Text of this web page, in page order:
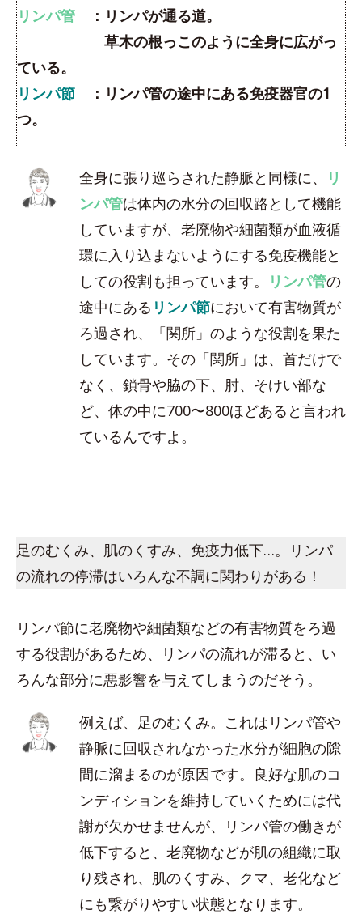
リンパ管 ：リンパが通る道。
草木の根っこのように全身に広がっ
ている。
リンパ節 ：リンパ管の途中にある免疫器官の1
つ。
全身に張り巡らされた静脈と同様に、
リ
ンパ管は体内の水分の回収路として機能
していますが、老廃物や細菌類が血液循
環に入り込まないようにする免疫機能と
しての役割も担っています。
リンパ管の
途中にある リンパ節において有害物質が
ろ過され、「関所」のような役割を果た
しています。その「関所」は、首だけで
なく、鎖骨や脇の下、肘、そけい部な
ど、体の中に700〜800ほどあると言われ
ているんですよ。
足のむくみ、肌のくすみ、免疫力低下…。リンパ
の流れの停滞はいろんな不調に関わりがある！
リンパ節に老廃物や細菌類などの有害物質をろ過
する役割があるため、リンパの流れが滞ると、い
ろんな部分に悪影響を与えてしまうのだそう。
例えば、足のむくみ。これはリンパ管や
静脈に回収されなかった水分が細胞の隙
間に溜まるのが原因です。良好な肌のコ
ンディションを維持していくためには代
謝が欠かせませんが、リンパ管の働きが
低下すると、老廃物などが肌の組織に取
り残され、肌のくすみ、クマ、老化など
にも繋がりやすい状態となります。